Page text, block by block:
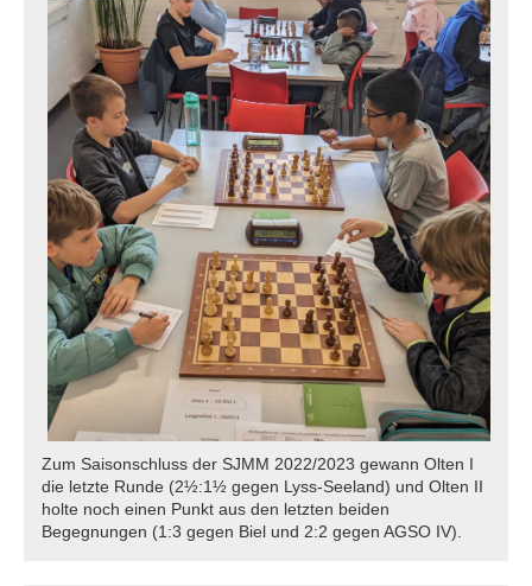
Zum Saisonschluss der SJMM 2022/2023 gewann Olten I
die letzte Runde (2½:1½ gegen Lyss-Seeland) und Olten II
holte noch einen Punkt aus den letzten beiden
Begegnungen (1:3 gegen Biel und 2:2 gegen AGSO IV).